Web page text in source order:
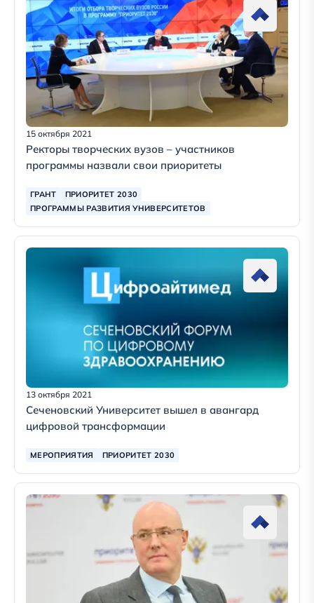
15 октября 2021
Ректоры творческих вузов – участников
программы назвали свои приоритеты
ГРАНТ
ПРИОРИТЕТ 2030
ПРОГРАММЫ РАЗВИТИЯ УНИВЕРСИТЕТОВ
13 октября 2021
Сеченовский Университет вышел в авангард
цифровой трансформации
МЕРОПРИЯТИЯ ПРИОРИТЕТ 2030